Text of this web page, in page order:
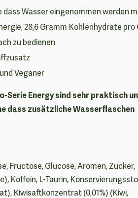
Wasser eingenommen werden
28,6 Gramm Kohlenhydrate pro
zu bedienen
Veganer
Serie Energy sind sehr praktisch
dass zusätzliche Wasserflaschen
Fructose, Glucose, Aromen, Zucker,
Koffein, L-Taurin,
Kiwisaftkonzentrat (0,01%) (Kiwi,